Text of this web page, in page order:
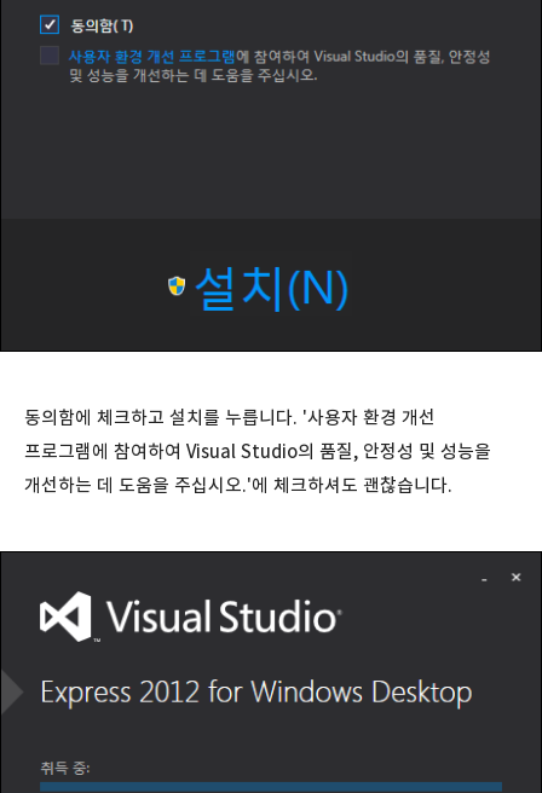
동의함에 체크하고 설치를 누릅니다. '사용자 환경 개선
프로그램에 참여하여 Visual Studio의 품질, 안정성 및 성능을
개선하는 데 도움을 주십시오.'에 체크하셔도 괜찮습니다.